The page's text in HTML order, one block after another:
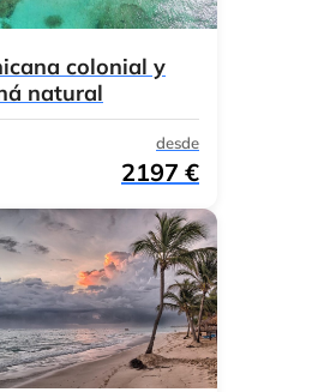
colonial y
natural
desde
2197 €